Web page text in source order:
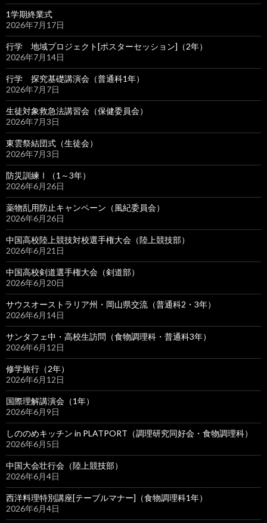
1学期終業式
2026年7月17日
行学 地域プロジェクト[ポスターセッション]（2年）
2026年7月14日
行学 探究基礎講演会（普通科1年）
2026年7月7日
生徒対象救急法講習会（保健委員会）
2026年7月3日
東雲祭結団式（生徒会）
2026年7月3日
防災訓練Ⅰ（1～3年）
2026年6月26日
薬物乱用防止キャンペーン（風紀委員会）
2026年6月26日
中国高校陸上競技対校選手権大会（陸上競技部）
2026年6月21日
中国高校剣道選手権大会（剣道部）
2026年6月20日
サウスオーストラリア州・岡山県交流（普通科2・3年）
2026年6月14日
サンタフェ中・高校生訪問（食物調理科・普通科3年）
2026年6月12日
修学旅行（2年）
2026年6月12日
国際理解講演会（1年）
2026年6月9日
しののめキッチン in PLATPORT（調理研究同好会・食物調理科）
2026年6月5日
中国大会壮行会（陸上競技部）
2026年6月4日
西洋料理特別講座[テーブルマナー]（食物調理科1年）
2026年6月4日